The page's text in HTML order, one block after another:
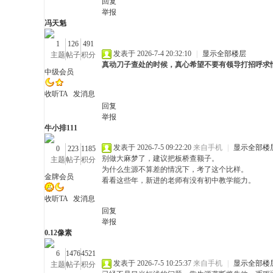
深
度
举报
冯天魁
1
主题
126
帖子
491
积分
中级会员
收听TA 发消息
发表于 2026-7-4 20:32:10
显示全部楼层
真动刀子查处的时候，真心希望不要有领导打招呼求
回复
举报
牛小排111
0
主题
223
帖子
1185
积分
金牌会员
收听TA 发消息
发表于 2026-7-5 09:22:20 来自手机
显示全部楼
别做大麻梦了，建议把板桥查额子。
为什么生源不算差的情况下，考了这个比样。
看看这些年，新进的老师有没有初中教学能力。
回复
举报
0.12像素
6
主题
1476
帖子
4521
积分
发表于 2026-7-5 10:25:37 来自手机
显示全部楼